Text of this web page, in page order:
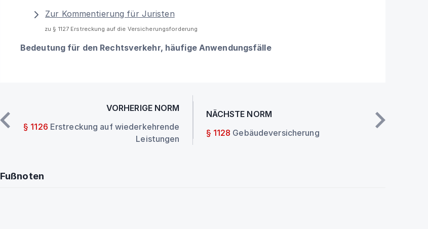
Zur Kommentierung für Juristen
zu § 1127 Erstreckung auf die Versicherungsforderung
Bedeutung für den Rechtsverkehr, häufige Anwendungsfälle
VORHERIGE NORM
§ 1126 Erstreckung auf wiederkehrende
Leistungen
NÄCHSTE NORM
§ 1128 Gebäudeversicherung
Fußnoten